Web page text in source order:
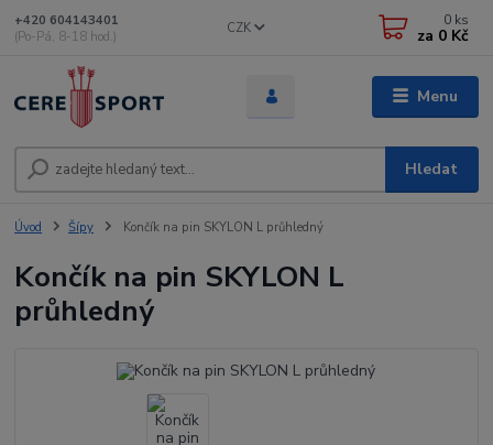
Menu
CZK
Hledat
+420 604143401
(Po-Pá, 8-18 hod.)
0 ks
za 0 Kč
Úvod Šípy Končík na pin SKYLON L průhledný
Končík na pin SKYLON L
průhledný